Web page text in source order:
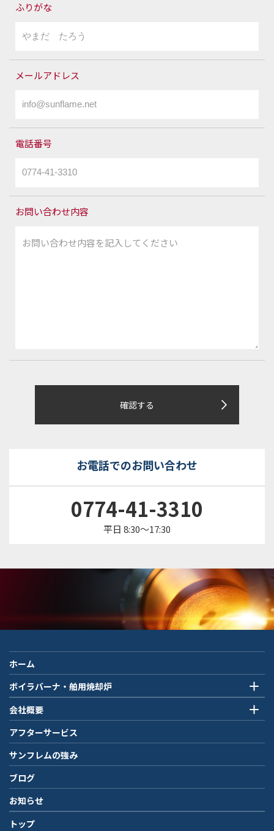
ふりがな
メールアドレス
電話番号
お問い合わせ内容
確認する
お電話でのお問い合わせ
0774-41-3310
平⽇ 8:30〜17:30
ホーム
ボイラバーナ・舶用焼却炉
会社概要
アフターサービス
サンフレムの強み
ブログ
お知らせ
トップ